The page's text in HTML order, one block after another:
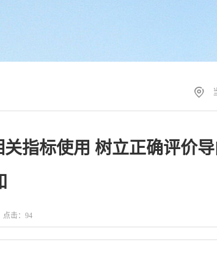
指标使用 树立正确评价
击： 94